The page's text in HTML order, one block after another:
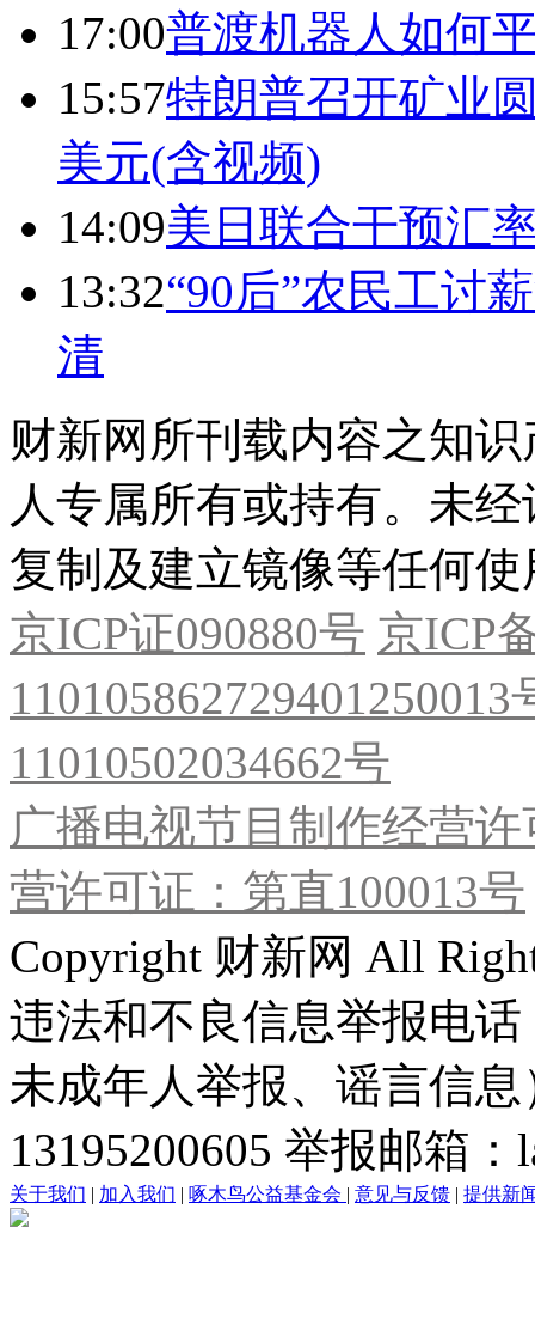
17:00普渡机器人如何
15:57特朗普召开矿业
美元(含视频)
14:09美日联合干预汇
13:32“90后”农民工讨
清
财新网所刊载内容之知
人专属所有或持有。未
复制及建立镜像等任何使
京ICP证090880号 京ICP
11010502034662号
广播电视节目制作经营
营许可证：第直100013号
Copyright 财新网 All
违法和不良信息举报电
未成年人举报、谣言信
13195200605 举报邮箱
关于我们 | 加入我们 | 啄木鸟公益基金会 | 意见与反馈 | 提供新